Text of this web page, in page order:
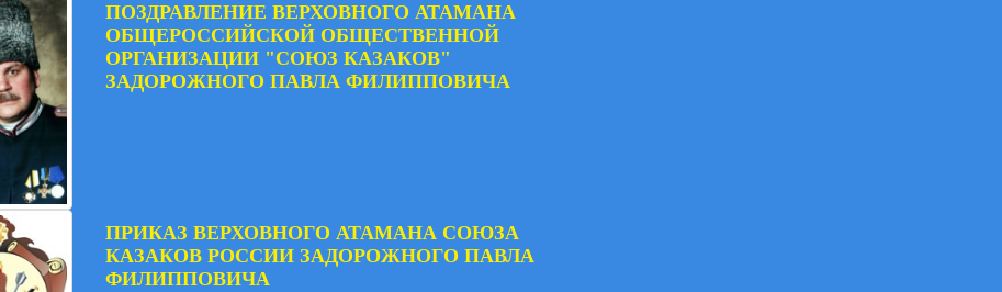
ПОЗДРАВЛЕНИЕ ВЕРХОВНОГО АТАМАНА
ОБЩЕРОССИЙСКОЙ ОБЩЕСТВЕННОЙ
ОРГАНИЗАЦИИ "СОЮЗ КАЗАКОВ"
ЗАДОРОЖНОГО ПАВЛА ФИЛИППОВИЧА
ПРИКАЗ ВЕРХОВНОГО АТАМАНА СОЮЗА
КАЗАКОВ РОССИИ ЗАДОРОЖНОГО ПАВЛА
ФИЛИППОВИЧА